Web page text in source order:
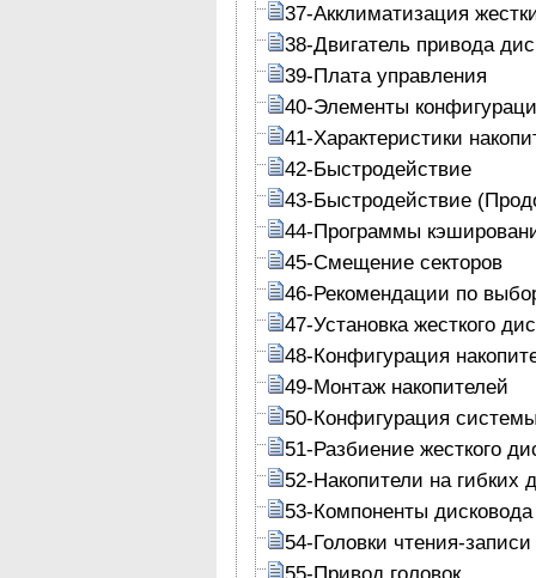
37-Акклиматизация
38-Двигатель привода
39-Плата управления
40-Элементы
41-Характеристики
42-Быстродействие
43-Быстродействие
44-Программы
45-Смещение секторов
46-Рекомендации по
47-Установка жесткого
48-Конфигурация
49-Монтаж накопителей
50-Конфигурация
51-Разбиение жесткого
52-Накопители на гибких
53-Компоненты дисковода
54-Головки чтения-записи
55-Привод головок